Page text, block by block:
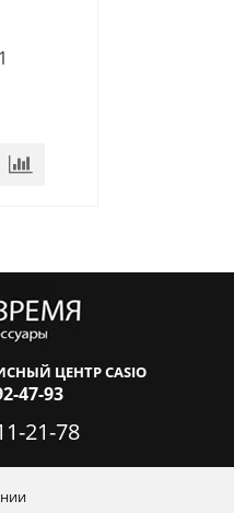
ЦЕНТР CASIO
47-93
21-78